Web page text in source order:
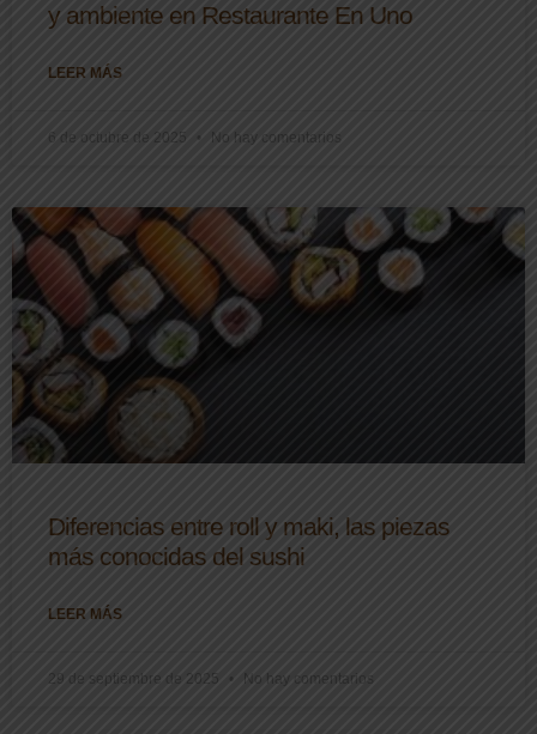
y ambiente en Restaurante En Uno
LEER MÁS
6 de octubre de 2025 No hay comentarios
Diferencias entre roll y maki, las piezas
más conocidas del sushi
LEER MÁS
29 de septiembre de 2025 No hay comentarios